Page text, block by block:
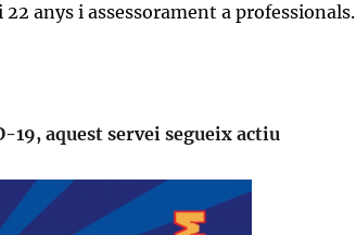
anys i assessorament a professionals.
19, aquest servei segueix actiu